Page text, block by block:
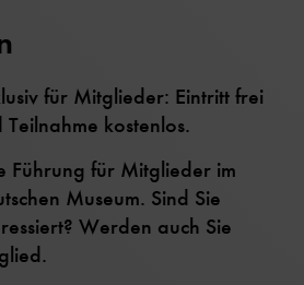
für Mitglieder: Eintritt frei
Teilnahme kostenlos.
Führung für Mitglieder im
Museum. Sind Sie
Werden auch Sie